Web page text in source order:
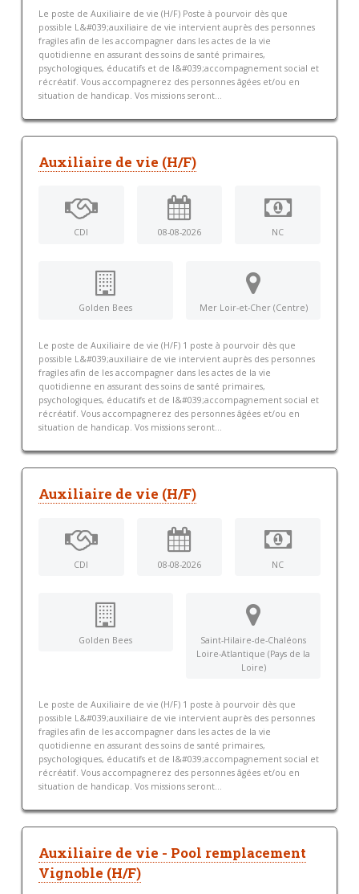
Le poste de Auxiliaire de vie (H/F) Poste à pourvoir dès que
possible L&#039;auxiliaire de vie intervient auprès des personnes
fragiles afin de les accompagner dans les actes de la vie
quotidienne en assurant des soins de santé primaires,
psychologiques, éducatifs et de l&#039;accompagnement social et
récréatif. Vous accompagnerez des personnes âgées et/ou en
situation de handicap. Vos missions seront...
Auxiliaire de vie (H/F)
CDI 08-08-2026 NC
Golden Bees Mer Loir-et-Cher (Centre)
Le poste de Auxiliaire de vie (H/F) 1 poste à pourvoir dès que
possible L&#039;auxiliaire de vie intervient auprès des personnes
fragiles afin de les accompagner dans les actes de la vie
quotidienne en assurant des soins de santé primaires,
psychologiques, éducatifs et de l&#039;accompagnement social et
récréatif. Vous accompagnerez des personnes âgées et/ou en
situation de handicap. Vos missions seront...
Auxiliaire de vie (H/F)
CDI 08-08-2026 NC
Golden Bees
Saint-Hilaire-de-Chaléons
Loire-Atlantique (Pays de la
Loire)
Le poste de Auxiliaire de vie (H/F) 1 poste à pourvoir dès que
possible L&#039;auxiliaire de vie intervient auprès des personnes
fragiles afin de les accompagner dans les actes de la vie
quotidienne en assurant des soins de santé primaires,
psychologiques, éducatifs et de l&#039;accompagnement social et
récréatif. Vous accompagnerez des personnes âgées et/ou en
situation de handicap. Vos missions seront...
Auxiliaire de vie - Pool remplacement
Vignoble (H/F)